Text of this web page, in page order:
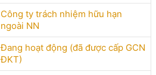
Công ty trách nhiệm hữu hạn
ngoài NN
Đang hoạt động (đã được cấp GCN
ĐKT)